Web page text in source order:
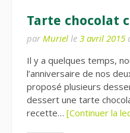
Tarte chocolat
par Muriel le 3 avril 2015
Il y a quelques temps,
l’anniversaire de nos
proposé plusieurs
dessert une tarte
recette… [Continuer la